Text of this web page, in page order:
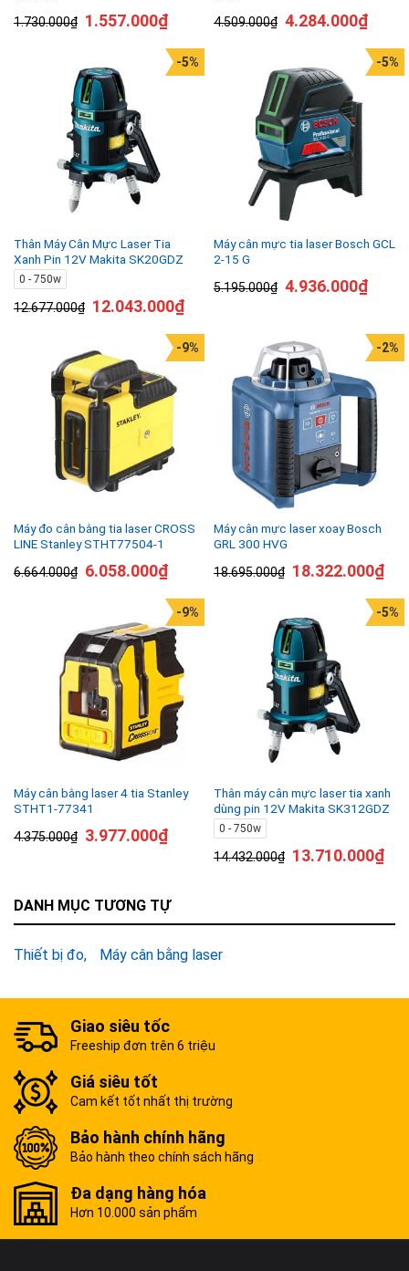
1.730.000₫ 1.557.000₫
4.509.000₫ 4.284.000₫
Thân Máy Cân Mực Laser Tia
Xanh Pin 12V Makita SK20GDZ
0 - 750w
12.677.000₫
-5%
12.043.000₫
Máy cân mực tia laser Bosch GCL
2-15 G
5.195.000₫
-5%
4.936.000₫
Máy đo cân bằng tia laser CROSS
LINE Stanley STHT77504-1
6.664.000₫
-9%
6.058.000₫
Máy cân mực laser xoay Bosch
GRL 300 HVG
18.695.000₫
-2%
18.322.000₫
Máy cân bằng laser 4 tia Stanley
STHT1-77341
4.375.000₫
-9%
3.977.000₫
Thân máy cân mực laser tia xanh
dùng pin 12V Makita SK312GDZ
0 - 750w
14.432.000₫
-5%
13.710.000₫
DANH MỤC TƯƠNG TỰ
Thiết bị đo Máy cân bằng laser
Giao siêu tốc
Freeship đơn trên 6 triệu
Giá siêu tốt
Cam kết tốt nhất thị trường
Bảo hành chính hãng
Bảo hành theo chính sách hãng
Đa dạng hàng hóa
Hơn 10.000 sản phẩm